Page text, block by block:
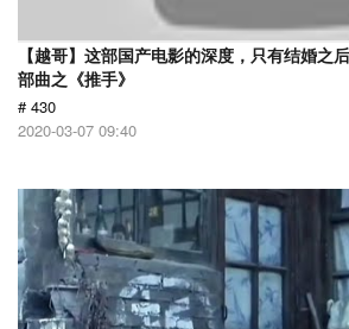
【越哥】这部国产电影的深度，只有结婚之
部曲之《推手》
# 430
2020-03-07 09:40